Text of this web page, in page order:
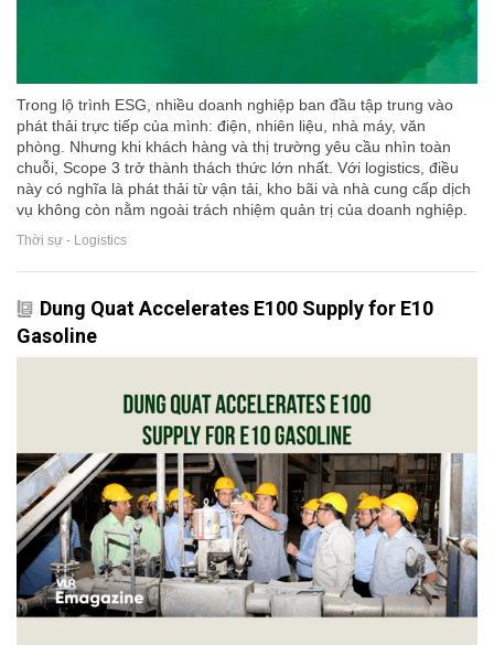
Trong lộ trình ESG, nhiều doanh nghiệp ban đầu tập trung vào
phát thải trực tiếp của mình: điện, nhiên liệu, nhà máy, văn
phòng. Nhưng khi khách hàng và thị trường yêu cầu nhìn toàn
chuỗi, Scope 3 trở thành thách thức lớn nhất. Với logistics, điều
này có nghĩa là phát thải từ vận tải, kho bãi và nhà cung cấp dịch
vụ không còn nằm ngoài trách nhiệm quản trị của doanh nghiệp.
Thời sự - Logistics
Dung Quat Accelerates E100 Supply for E10
Gasoline